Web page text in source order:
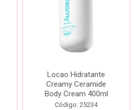
Locao Hidratante
Creamy Ceramide
Body Cream 400ml
Código: 25234